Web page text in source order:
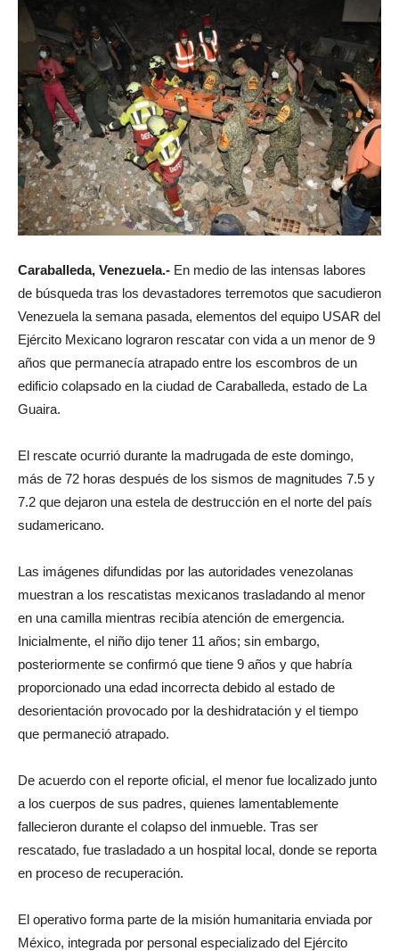
Caraballeda, Venezuela.- En medio de las intensas labores
de búsqueda tras los devastadores terremotos que sacudieron
Venezuela la semana pasada, elementos del equipo USAR del
Ejército Mexicano lograron rescatar con vida a un menor de 9
años que permanecía atrapado entre los escombros de un
edificio colapsado en la ciudad de Caraballeda, estado de La
Guaira.
El rescate ocurrió durante la madrugada de este domingo,
más de 72 horas después de los sismos de magnitudes 7.5 y
7.2 que dejaron una estela de destrucción en el norte del país
sudamericano.
Las imágenes difundidas por las autoridades venezolanas
muestran a los rescatistas mexicanos trasladando al menor
en una camilla mientras recibía atención de emergencia.
Inicialmente, el niño dijo tener 11 años; sin embargo,
posteriormente se confirmó que tiene 9 años y que habría
proporcionado una edad incorrecta debido al estado de
desorientación provocado por la deshidratación y el tiempo
que permaneció atrapado.
De acuerdo con el reporte oficial, el menor fue localizado junto
a los cuerpos de sus padres, quienes lamentablemente
fallecieron durante el colapso del inmueble. Tras ser
rescatado, fue trasladado a un hospital local, donde se reporta
en proceso de recuperación.
El operativo forma parte de la misión humanitaria enviada por
México, integrada por personal especializado del Ejército